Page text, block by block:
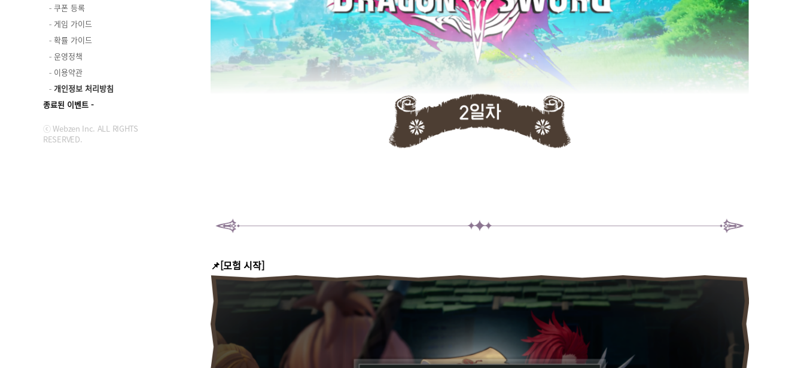
쿠폰 등록
게임 가이드
확률 가이드
운영정책
이용약관
개인정보 처리방침
종료된 이벤트
ⓒ Webzen Inc. ALL RIGHTS
RESERVED.
📌[모험 시작]